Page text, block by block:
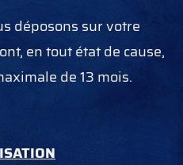
déposons sur votre
en tout état de cause,
de 13 mois.